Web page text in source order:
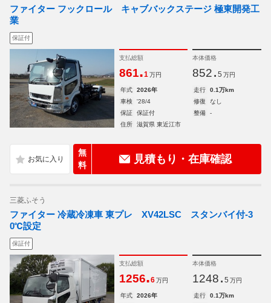
ファイター フックロール キャブバックステージ 極東開発工
業
保証付
支払総額
861.1 万円
本体価格
852. 5 万円
年式 2026年 走行
0.1万km
車検
'28/4 修復
なし
保証
保証付 整備
-
住所
滋賀県 東近江市
無
料
見積もり・在庫確認
三菱ふそう
ファイター 冷蔵冷凍車 東プレ XV42LSC スタンバイ付-3
0℃設定
保証付
支払総額
1256.6 万円
本体価格
1248. 5 万円
年式 2026年 走行
0.1万km